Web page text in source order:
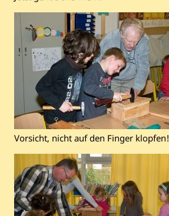
Vorsicht, nicht auf den Finger klopfen!